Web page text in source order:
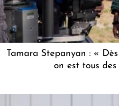
Tamara Stepanyan : «
on est tous